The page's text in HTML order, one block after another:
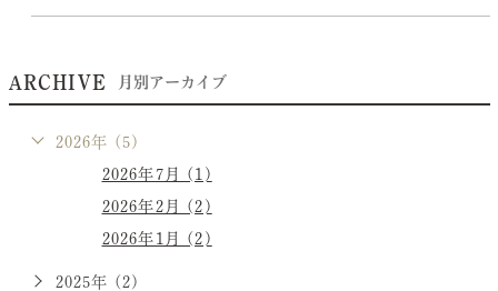
ARCHIVE 月別アーカイブ
2026年 (5)
2026年7月 (1)
2026年2月 (2)
2026年1月 (2)
2025年 (2)